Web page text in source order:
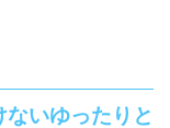
いゆったりと